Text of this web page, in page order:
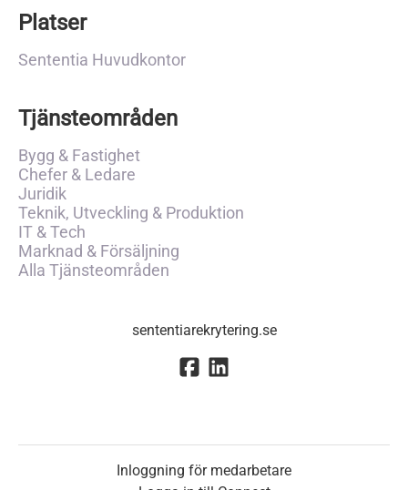
Platser
Sententia Huvudkontor
Tjänsteområden
Bygg & Fastighet
Chefer & Ledare
Juridik
Teknik, Utveckling & Produktion
IT & Tech
Marknad & Försäljning
Alla Tjänsteområden
sententiarekrytering.se
Inloggning för medarbetare